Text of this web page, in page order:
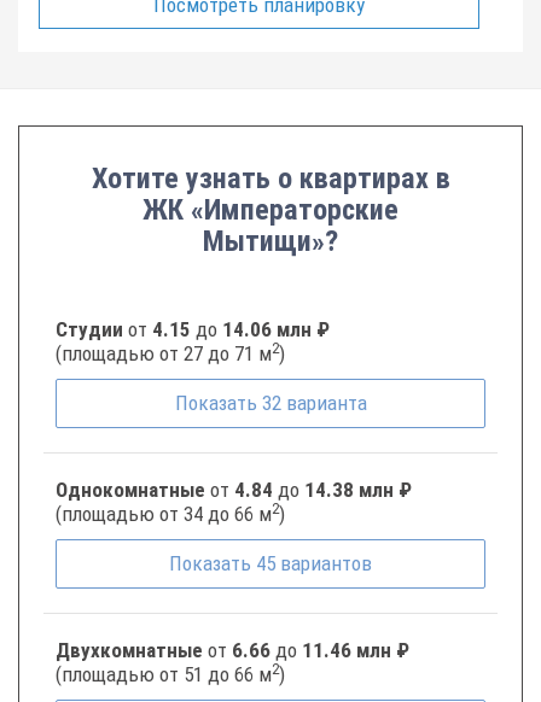
Посмотреть планировку
Хотите узнать о квартирах в
ЖК «Императорские
Мытищи»?
Студии от 4.15 до 14.06 млн ₽
(площадью от 27 до 71 м2)
Показать 32 варианта
Однокомнатные от 4.84 до 14.38 млн ₽
(площадью от 34 до 66 м2)
Показать 45 вариантов
Двухкомнатные от 6.66 до 11.46 млн ₽
(площадью от 51 до 66 м2)